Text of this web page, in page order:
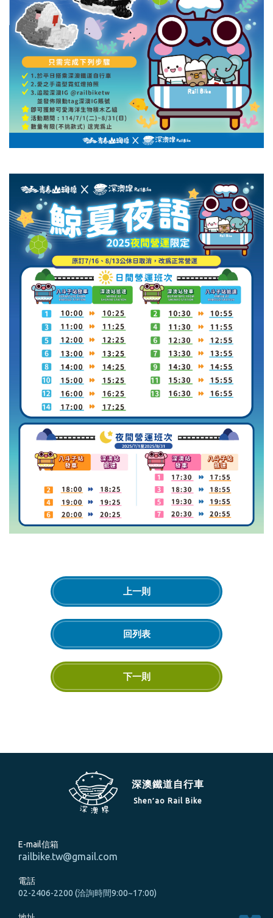
上一則
回列表
下一則
深澳鐵道自行車
Shen′ao Rail Bike
E-mail信箱
railbike.tw@gmail.com
電話
02-2406-2200 (洽詢時間9:00~17:00)